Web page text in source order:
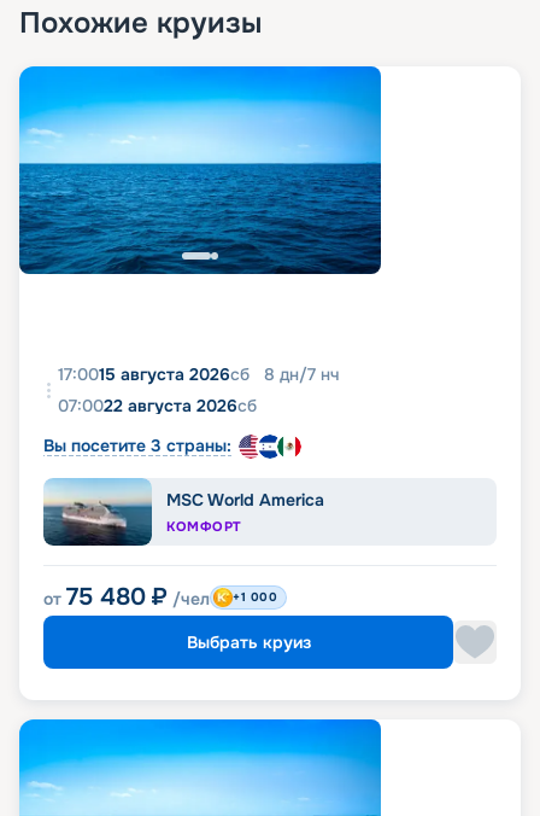
зонами релаксации, а также швейцарская
тренировки на лайнере возможны групповые
и индивидуальные, а также вы можете
заниматься фитнесом в сьюте с наборами
Technogym Kit.
шопинг-галерея The Journey с тщательно
отобранными коллекциями различных брендов;
художественная галерея d’Arte, в которую
также представлены частные коллекции гравюр
мастеров поп-арта Энди Уорхола и Роя
Похожие круизы
17:0015 августа 2026сб 8 дн/7 нч
07:0022 августа 2026сб
Вы посетите 3 страны:
MSC World America
КОМФОРТ
от 75 480 ₽ /чел +1 000
Выбрать круиз